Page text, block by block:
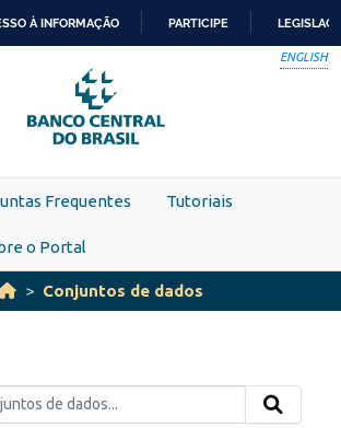
PARA
O
CONTEÚDO
À INFORMAÇÃO PARTICIPE
ENGLISH
Frequentes Tutoriais
o Portal
Conjuntos de dados